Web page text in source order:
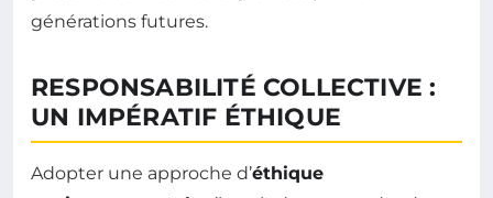
générations futures.
RESPONSABILITÉ COLLECTIVE :
UN IMPÉRATIF ÉTHIQUE
Adopter une approche d’éthique